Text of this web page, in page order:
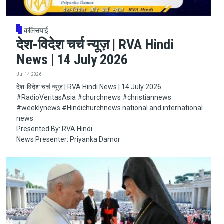
कलिसयाई
देश-विदेश चर्च न्यूज़ | RVA Hindi
News | 14 July 2026
Jul 14, 2026
देश-विदेश चर्च न्यूज़ | RVA Hindi News | 14 July 2026
#RadioVeritasAsia​​​​​ #churchnews​​​​​ #christiannews​​​​​
#weeklynews​ #Hindichurchnews national and international
news
Presented By: RVA Hindi
News Presenter: Priyanka Damor